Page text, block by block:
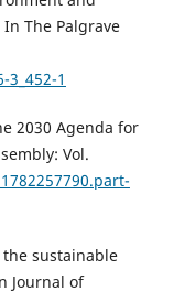
The Palgrave
1
2030 Agenda for
Vol.
the sustainable
Journal of